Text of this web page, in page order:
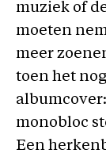
muziek of
moeten
meer
toen het
monobloc
Een